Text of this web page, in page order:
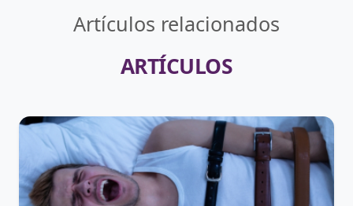
Artículos relacionados
ARTÍCULOS